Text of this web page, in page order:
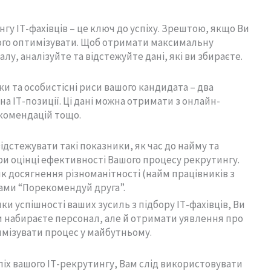
ІТ-фахівців – це ключ до успіху. Зрештою, якщо Ви
оптимізувати. Щоб отримати максимальну
аналізуйте та відстежуйте дані, які ви збираєте.
та особистісні риси вашого кандидата – два
ІТ-позиції. Ці дані можна отримати з онлайн-
тощо.
такі показники, як час до найму та
оцінці ефективності Вашого процесу рекрутингу.
різноманітності (найм працівників з
“Порекомендуй друга”.
успішності ваших зусиль з підбору ІТ-фахівців, Ви
персонал, але й отримати уявлення про
процес у майбутньому.
вашого ІТ-рекрутингу, Вам слід використовувати